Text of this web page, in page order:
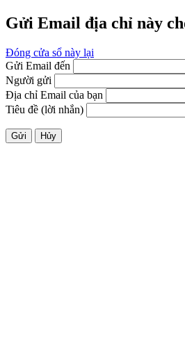
Gửi Email địa chỉ này
Đóng cửa sổ này lại
Gửi Email đến
Người gửi
Địa chỉ Email của bạn
Tiêu đề (lời nhắn)
Gửi Hủy